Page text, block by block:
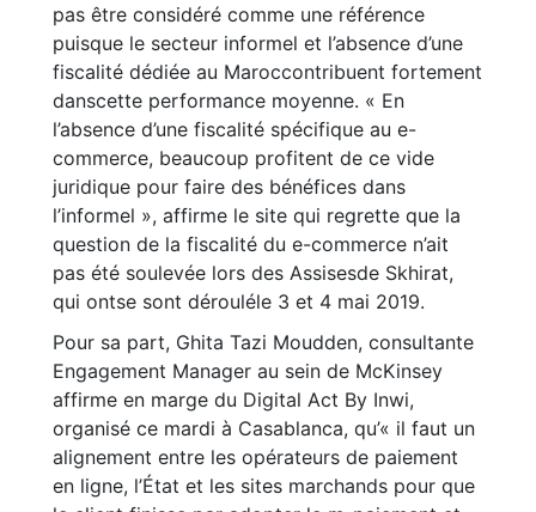
pas être considéré comme une référence
puisque le secteur informel et l’absence d’une
fiscalité dédiée au Maroccontribuent fortement
danscette performance moyenne. « En
l’absence d’une fiscalité spécifique au e-
commerce, beaucoup profitent de ce vide
juridique pour faire des bénéfices dans
l’informel », affirme le site qui regrette que la
question de la fiscalité du e-commerce n’ait
pas été soulevée lors des Assisesde Skhirat,
qui ontse sont dérouléle 3 et 4 mai 2019.
Pour sa part, Ghita Tazi Moudden, consultante
Engagement Manager au sein de McKinsey
affirme en marge du Digital Act By Inwi,
organisé ce mardi à Casablanca, qu’« il faut un
alignement entre les opérateurs de paiement
en ligne, l’État et les sites marchands pour que